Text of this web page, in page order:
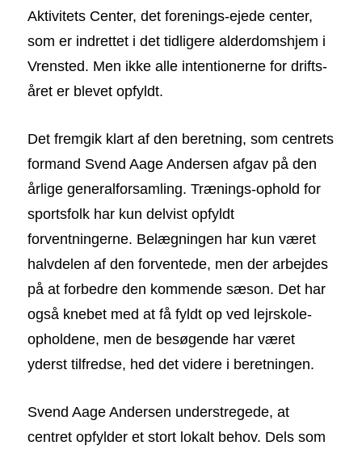
Aktivitets Center, det forenings-ejede center,
som er indrettet i det tidligere alderdomshjem i
Vrensted. Men ikke alle intentionerne for drifts-
året er blevet opfyldt.
Det fremgik klart af den beretning, som centrets
formand Svend Aage Andersen afgav på den
årlige generalforsamling. Trænings-ophold for
sportsfolk har kun delvist opfyldt
forventningerne. Belægningen har kun været
halvdelen af den forventede, men der arbejdes
på at forbedre den kommende sæson. Det har
også knebet med at få fyldt op ved lejrskole-
opholdene, men de besøgende har været
yderst tilfredse, hed det videre i beretningen.
Svend Aage Andersen understregede, at
centret opfylder et stort lokalt behov. Dels som